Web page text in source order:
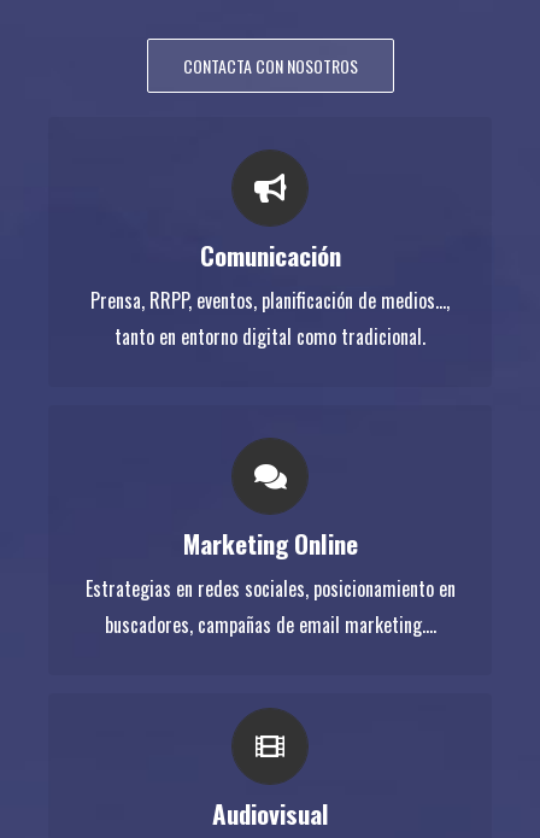
CONTACTA CON NOSOTROS
Comunicación
Prensa, RRPP, eventos, planificación de medios...,
tanto en entorno digital como tradicional.
COMUNICACIÓN
Prensa, RRPP, eventos, planificación de medios…,
tanto en entorno digital como tradicional.
Marketing Online
Estrategias en redes sociales, posicionamiento en
buscadores, campañas de email marketing....
MARKETING ONLINE
Estrategias en redes sociales, posicionamiento en
buscadores, campañas de email marketing….
Audiovisual
AUDIOVISUAL
Branded Content, Transmedia, Produccion